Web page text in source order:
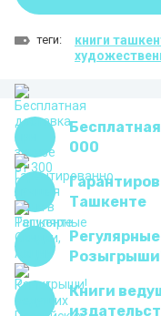
теги: книги
000
Ташкенте
Книги